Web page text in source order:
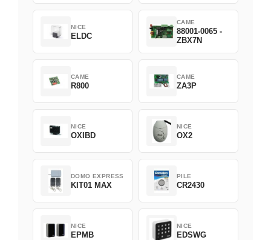
NICE
ELDC
CAME
88001-0065 -
ZBX7N
CAME
R800
CAME
ZA3P
NICE
OXIBD
NICE
OX2
DOMO EXPRESS
KIT01 MAX
PILE
CR2430
NICE
EPMB
NICE
EDSWG